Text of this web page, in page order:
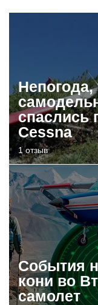
Непогода,
спаслись
Cessna
1 отзыв
События
кони во
самолет